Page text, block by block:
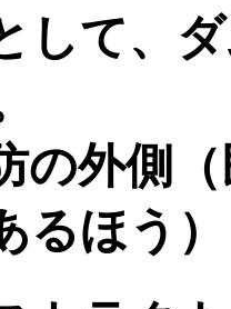
して、
の外側
るほう）